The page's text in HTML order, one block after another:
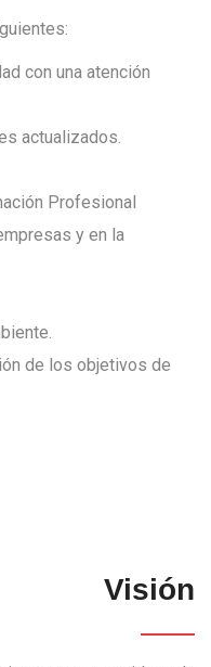
con una atención
actualizados.
Profesional
y en la
de los objetivos de
Visión